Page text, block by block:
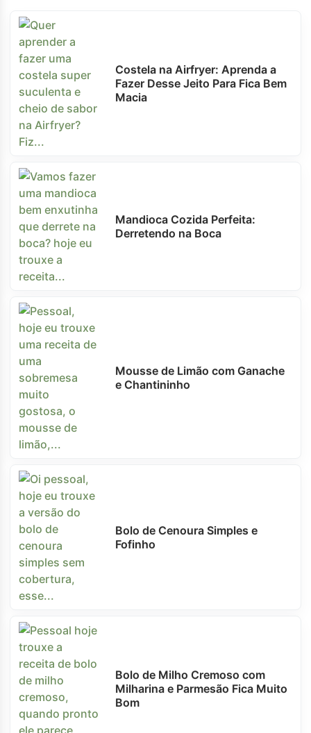
Costela na Airfryer: Aprenda a
Fazer Desse Jeito Para Fica Bem
Macia
Mandioca Cozida Perfeita:
Derretendo na Boca
Mousse de Limão com Ganache
e Chantininho
Bolo de Cenoura Simples e
Fofinho
Bolo de Milho Cremoso com
Milharina e Parmesão Fica Muito
Bom